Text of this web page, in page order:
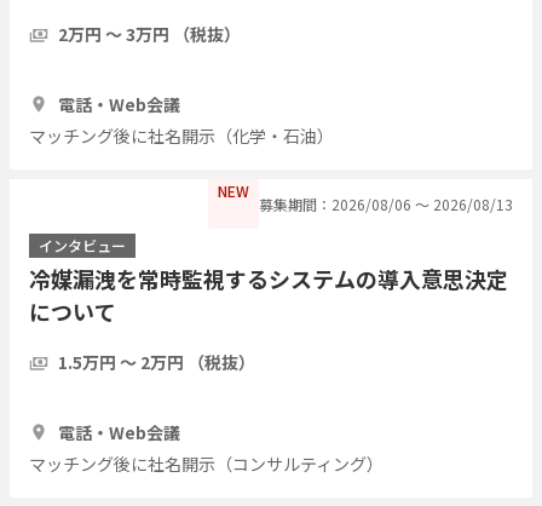
2万円 〜 3万円 （税抜）
電話・Web会議
マッチング後に社名開示（化学・石油）
NEW
募集期間：2026/08/06 〜 2026/08/13
インタビュー
冷媒漏洩を常時監視するシステムの導入意思決定
について
1.5万円 〜 2万円 （税抜）
電話・Web会議
マッチング後に社名開示（コンサルティング）